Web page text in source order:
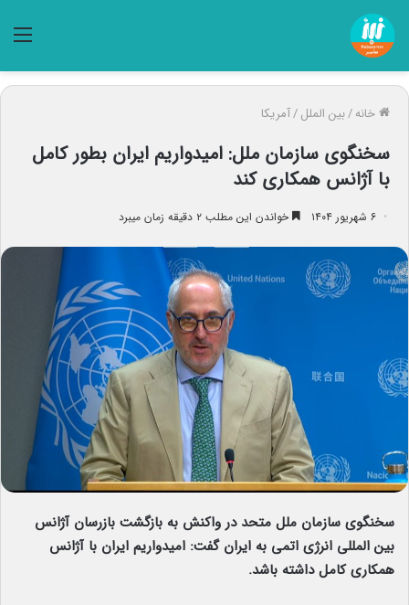
خانه/بین الملل/آمریکا
سخنگوی سازمان ملل: امیدواریم ایران بطور کامل
با آژانس همکاری کند
۶ شهریور ۱۴۰۴ خواندن این مطلب ۲ دقیقه زمان میبرد
سخنگوی سازمان ملل متحد در واکنش به بازگشت بازرسان آژانس
بین المللی انرژی اتمی به ایران گفت: امیدواریم ایران با آژانس
همکاری کامل داشته باشد.